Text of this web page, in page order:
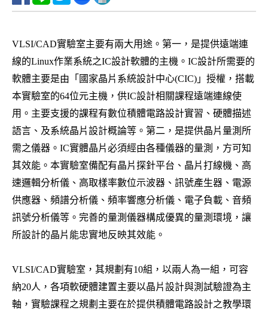
g
t
i
o
n
VLSI/CAD實驗室主要有兩大用途。第一，是提供遠端連
線的Linux作業系統之IC設計軟體的主機。IC設計所需要的
軟體主要是由「國家晶片系統設計中心(CIC)」授權，搭載
本實驗室的64位元主機，供IC設計相關課程遠端連線使
用。主要支援的課程有數位積體電路設計實習、硬體描述
語言、及系統晶片設計概論等。第二，是提供晶片量測所
需之儀器。IC實體晶片必須經由各種儀器的量測，方可知
其效能。本實驗室備配有晶片探針平台、晶片打線機、高
速邏輯分析儀、高取樣率數位示波器、訊號產生器、電源
供應器、頻譜分析儀、頻率響應分析儀、電子負載、音頻
訊號分析儀等。完善的量測儀器構成優異的量測環境，讓
所設計的晶片能忠實地反映其效能。
VLSI/CAD實驗室，其規劃有10組，以兩人為一組，可容
納20人，各項軟硬體建置主要以晶片設計與測試驗證為主
軸，實驗課程之規劃主要在於提供積體電路設計之教學環